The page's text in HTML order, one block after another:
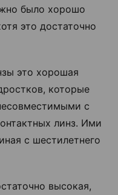
было хорошо
это достаточно
это хорошая
которые
с
линз. Ими
с шестилетнего
высокая,